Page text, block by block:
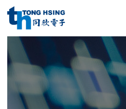
同
欣
電
子
工
投